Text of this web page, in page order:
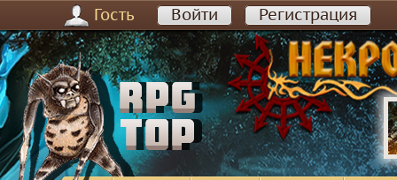
Гость Войти Регистрация